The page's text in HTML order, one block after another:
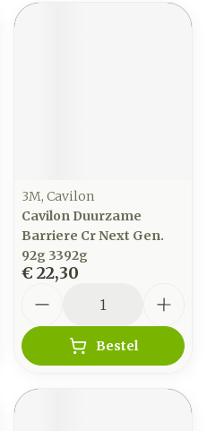
3M, Cavilon
Cavilon Duurzame
Barriere Cr Next Gen.
92g 3392g
€ 22,30
Bestel